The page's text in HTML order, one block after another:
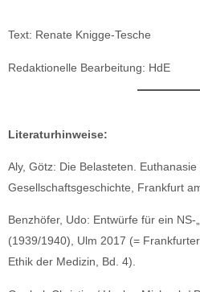
Text: Renate Knigge-Tesche
Redaktionelle Bearbeitung: HdE
Literaturhinweise:
Aly, Götz: Die Belasteten.
Gesellschaftsgeschichte, Frankfurt
Benzhöfer, Udo: Entwürfe für ein NS-
(1939/1940), Ulm 2017 (=
Ethik der Medizin, Bd. 4).